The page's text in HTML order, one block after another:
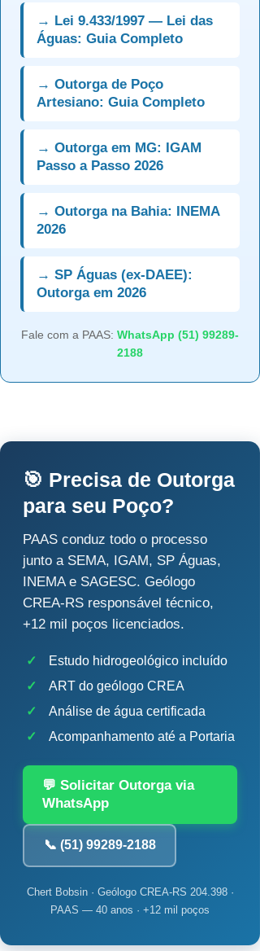
→ Lei 9.433/1997 — Lei das
Águas: Guia Completo
→ Outorga de Poço
Artesiano: Guia Completo
→ Outorga em MG: IGAM
Passo a Passo 2026
→ Outorga na Bahia: INEMA
2026
→ SP Águas (ex-DAEE):
Outorga em 2026
Fale com a PAAS: WhatsApp (51) 99289-
2188
🎯 Precisa de Outorga
para seu Poço?
PAAS conduz todo o processo
junto a SEMA, IGAM, SP Águas,
INEMA e SAGESC. Geólogo
CREA-RS responsável técnico,
+12 mil poços licenciados.
✓
Estudo hidrogeológico incluído
✓
ART do geólogo CREA
✓
Análise de água certificada
✓
Acompanhamento até a Portaria
💬 Solicitar Outorga via
WhatsApp
📞 (51) 99289-2188
Chert Bobsin · Geólogo CREA-RS 204.398 ·
PAAS — 40 anos · +12 mil poços